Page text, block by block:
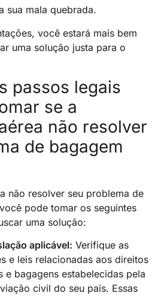
sua mala quebrada.
você estará mais bem
uma solução justa para o
passos legais
se a
não resolver
de bagagem
não resolver seu problema de
pode tomar os seguintes
uma solução:
aplicável: Verifique as
e leis relacionadas aos direitos
e bagagens estabelecidas pela
civil do seu país. Essas